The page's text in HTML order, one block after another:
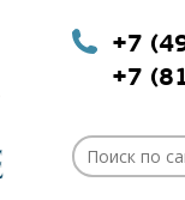
+7
+7